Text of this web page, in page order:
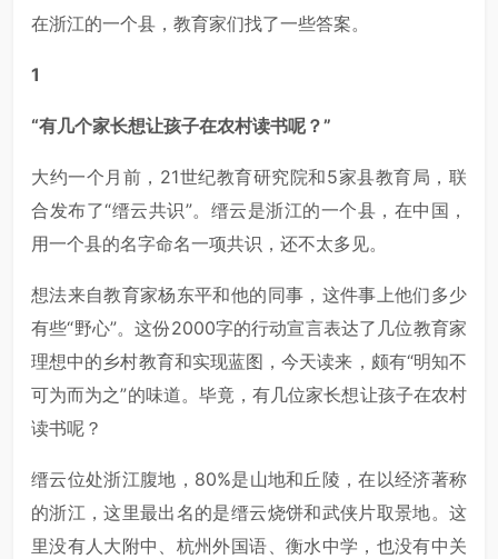
在浙江的一个县，教育家们找了一些答案。
1
“有几个家长想让孩子在农村读书呢？”
大约一个月前，21世纪教育研究院和5家县教育局，联
合发布了“缙云共识”。缙云是浙江的一个县，在中国，
用一个县的名字命名一项共识，还不太多见。
想法来自教育家杨东平和他的同事，这件事上他们多少
有些“野心”。这份2000字的行动宣言表达了几位教育家
理想中的乡村教育和实现蓝图，今天读来，颇有“明知不
可为而为之”的味道。毕竟，有几位家长想让孩子在农村
读书呢？
缙云位处浙江腹地，80%是山地和丘陵，在以经济著称
的浙江，这里最出名的是缙云烧饼和武侠片取景地。这
里没有人大附中、杭州外国语、衡水中学，也没有中关